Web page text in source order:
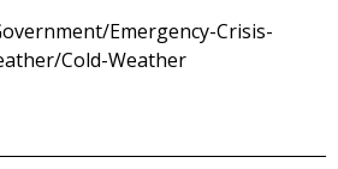
Emergency-Crisis-
Cold-Weather